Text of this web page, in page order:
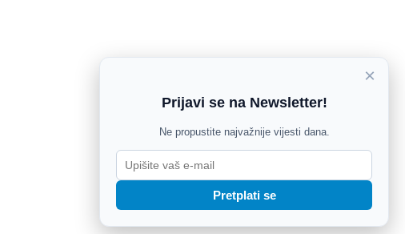
×
Prijavi se na Newsletter!
Ne propustite najvažnije vijesti dana.
Pretplati se